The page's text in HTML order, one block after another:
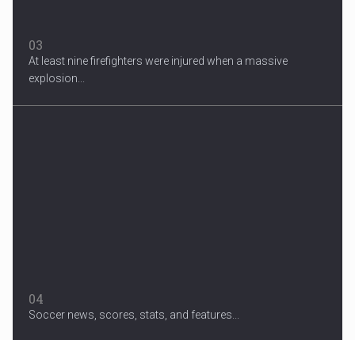
03
At least nine firefighters were injured when a massive
explosion...
04
Soccer news, scores, stats, and features...